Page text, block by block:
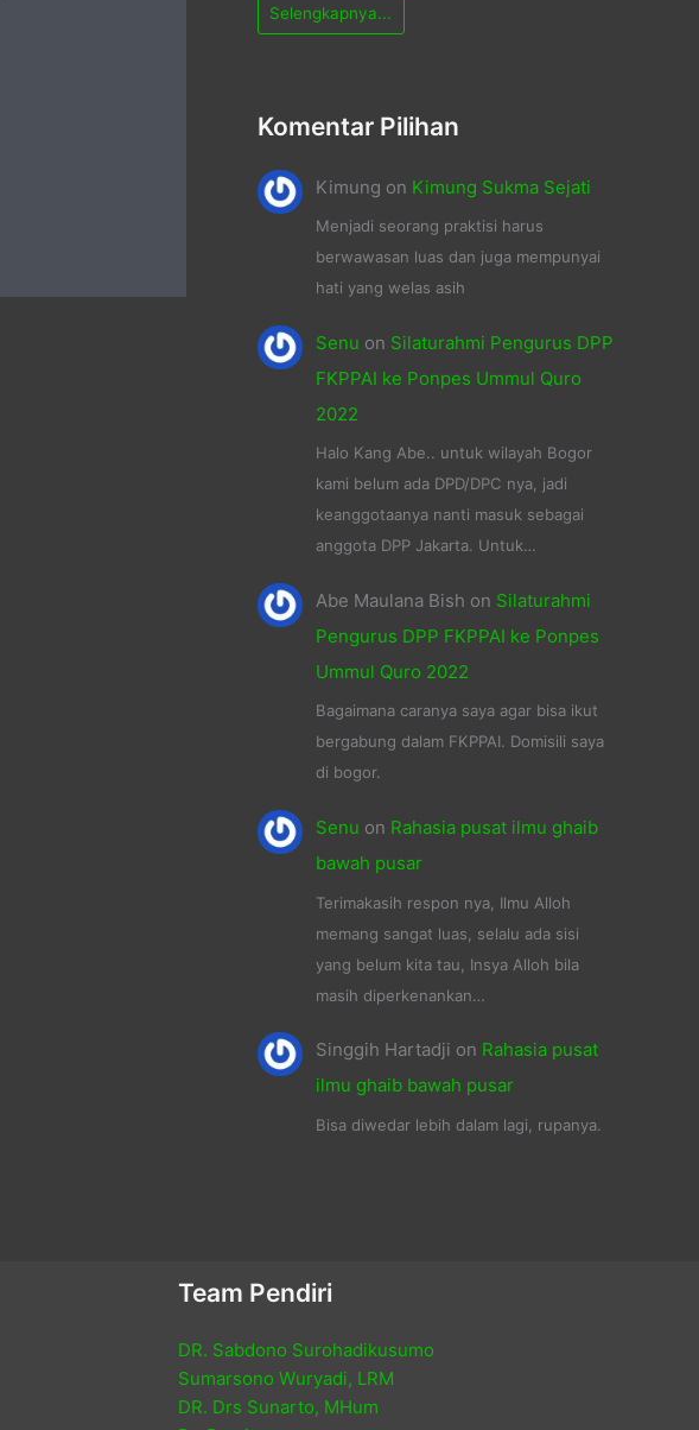
Selengkapnya...
Komentar Pilihan
Kimung on Kimung Sukma Sejati
Menjadi seorang praktisi harus
berwawasan luas dan juga mempunyai
hati yang welas asih
Senu on Silaturahmi Pengurus DPP
FKPPAI ke Ponpes Ummul Quro
2022
Halo Kang Abe.. untuk wilayah Bogor
kami belum ada DPD/DPC nya, jadi
keanggotaanya nanti masuk sebagai
anggota DPP Jakarta. Untuk…
Abe Maulana Bish on Silaturahmi
Pengurus DPP FKPPAI ke Ponpes
Ummul Quro 2022
Bagaimana caranya saya agar bisa ikut
bergabung dalam FKPPAI. Domisili saya
di bogor.
Senu on Rahasia pusat ilmu ghaib
bawah pusar
Terimakasih respon nya, Ilmu Alloh
memang sangat luas, selalu ada sisi
yang belum kita tau, Insya Alloh bila
masih diperkenankan…
Singgih Hartadji on Rahasia pusat
ilmu ghaib bawah pusar
Bisa diwedar lebih dalam lagi, rupanya.
Team Pendiri
DR. Sabdono Surohadikusumo
Sumarsono Wuryadi, LRM
DR. Drs Sunarto, MHum